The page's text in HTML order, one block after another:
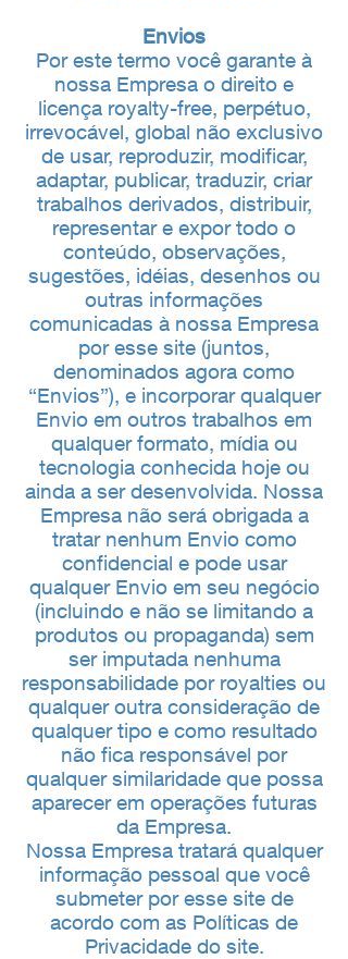
Envios
Por este termo você garante à
nossa Empresa o direito e
licença royalty-free, perpétuo,
irrevocável, global não exclusivo
de usar, reproduzir, modificar,
adaptar, publicar, traduzir, criar
trabalhos derivados, distribuir,
representar e expor todo o
conteúdo, observações,
sugestões, idéias, desenhos ou
outras informações
comunicadas à nossa Empresa
por esse site (juntos,
denominados agora como
“Envios”), e incorporar qualquer
Envio em outros trabalhos em
qualquer formato, mídia ou
tecnologia conhecida hoje ou
ainda a ser desenvolvida. Nossa
Empresa não será obrigada a
tratar nenhum Envio como
confidencial e pode usar
qualquer Envio em seu negócio
(incluindo e não se limitando a
produtos ou propaganda) sem
ser imputada nenhuma
responsabilidade por royalties ou
qualquer outra consideração de
qualquer tipo e como resultado
não fica responsável por
qualquer similaridade que possa
aparecer em operações futuras
da Empresa.
Nossa Empresa tratará qualquer
informação pessoal que você
submeter por esse site de
acordo com as Políticas de
Privacidade do site.